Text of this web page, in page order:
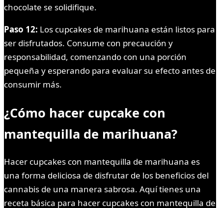
chocolate se solidifique.
Paso 12: Los cupcakes de marihuana están listos para
ser disfrutados. Consume con precaución y
responsabilidad, comenzando con una porción
pequeña y esperando para evaluar su efecto antes de
consumir más.
¿Cómo hacer cupcake con
mantequilla de marihuana?
Hacer cupcakes con mantequilla de marihuana es
una forma deliciosa de disfrutar de los beneficios del
cannabis de una manera sabrosa. Aquí tienes una
receta básica para hacer cupcakes con mantequilla de